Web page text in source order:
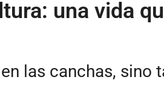
una vida
las canchas, sino